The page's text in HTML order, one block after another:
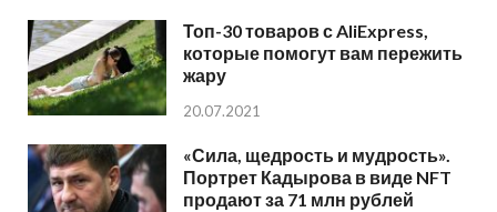
Топ-30 товаров с AliExpress,
которые помогут вам пережить
жару
20.07.2021
«Сила, щедрость и мудрость».
Портрет Кадырова в виде NFT
продают за 71 млн рублей